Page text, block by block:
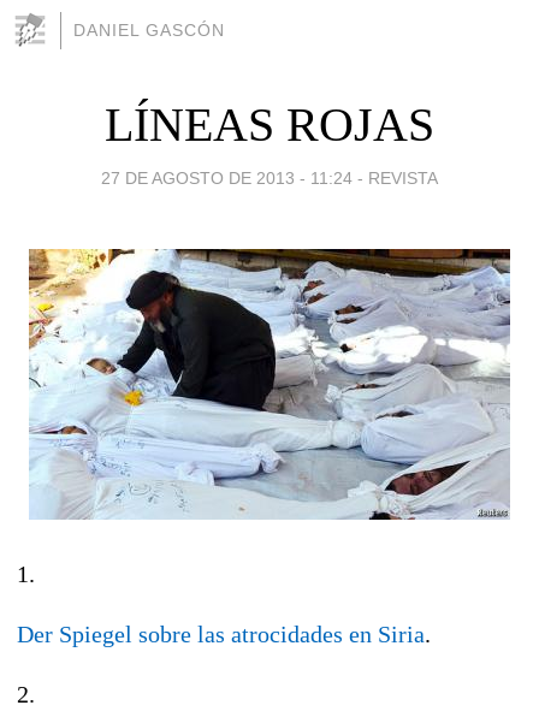
DANIEL GASCÓN
LÍNEAS ROJAS
27 DE AGOSTO DE 2013 - 11:24 - REVISTA
1.
Der Spiegel sobre las atrocidades en Siria.
2.